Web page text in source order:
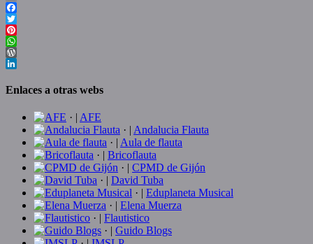
Email
Facebook
Twitter
Pinterest
WhatsApp
WordPress
Enlaces a otras webs
· | AFE
· | Andalucia Flauta
· | Aula de flauta
· | Bricoflauta
· | CPMD de Gijón
· | David Tuba
· | Eduplaneta Musical
· | Elena Muerza
· | Flautistico
· | Guido Blogs